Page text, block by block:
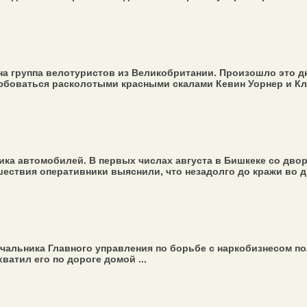
группа велотуристов из Великобритании. Произошло это
расколотыми красными скалами Кевин Уорнер и
автомобилей. В первых числах августа в Бишкеке со
оперативники выяснили, что незадолго до кражи во
Главного управления по борьбе с наркобизнесом
его по дороге домой ...